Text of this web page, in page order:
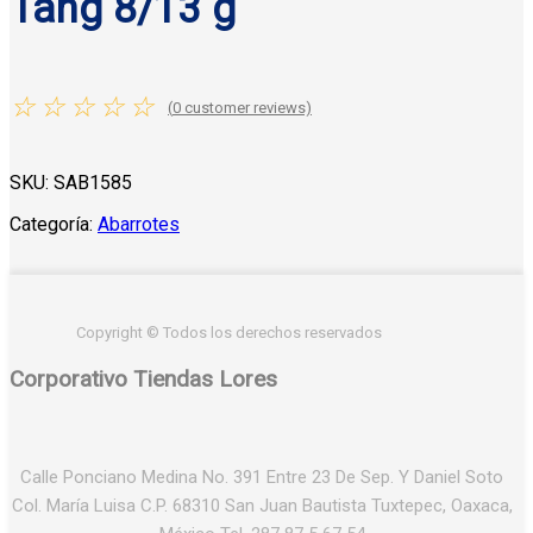
☆ ☆ ☆ ☆ ☆ (0 customer reviews)
SKU: SAB1585
Categoría: Abarrotes
Copyright © Todos los derechos reservados
Corporativo Tiendas Lores
Calle Ponciano Medina No. 391 Entre 23 De Sep. Y Daniel Soto
Col. María Luisa C.P. 68310 San Juan Bautista Tuxtepec, Oaxaca,